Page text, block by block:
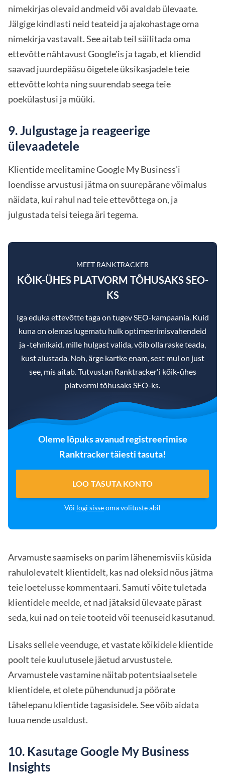
nimekirjas olevaid andmeid või avaldab ülevaate.
Jälgige kindlasti neid teateid ja ajakohastage oma
nimekirja vastavalt. See aitab teil säilitada oma
ettevõtte nähtavust Google'is ja tagab, et kliendid
saavad juurdepääsu õigetele üksikasjadele teie
ettevõtte kohta ning suurendab seega teie
poekülastusi ja müüki.
9. Julgustage ja reageerige
ülevaadetele
Klientide meelitamine Google My Business'i
loendisse arvustusi jätma on suurepärane võimalus
näidata, kui rahul nad teie ettevõttega on, ja
julgustada teisi teiega äri tegema.
MEET RANKTRACKER
KÕIK-ÜHES PLATVORM TÕHUSAKS SEO-
KS
Iga eduka ettevõtte taga on tugev SEO-kampaania. Kuid
kuna on olemas lugematu hulk optimeerimisvahendeid
ja -tehnikaid, mille hulgast valida, võib olla raske teada,
kust alustada. Noh, ärge kartke enam, sest mul on just
see, mis aitab. Tutvustan Ranktracker'i kõik-ühes
platvormi tõhusaks SEO-ks.
Oleme lõpuks avanud registreerimise
Ranktracker täiesti tasuta!
LOO TASUTA KONTO
Või logi sisseoma volituste abil
Arvamuste saamiseks on parim lähenemisviis küsida
rahulolevatelt klientidelt, kas nad oleksid nõus jätma
teie loetelusse kommentaari. Samuti võite tuletada
klientidele meelde, et nad jätaksid ülevaate pärast
seda, kui nad on teie tooteid või teenuseid kasutanud.
Lisaks sellele veenduge, et vastate kõikidele klientide
poolt teie kuulutusele jäetud arvustustele.
Arvamustele vastamine näitab potentsiaalsetele
klientidele, et olete pühendunud ja pöörate
tähelepanu klientide tagasisidele. See võib aidata
luua nende usaldust.
10. Kasutage Google My Business
Insights